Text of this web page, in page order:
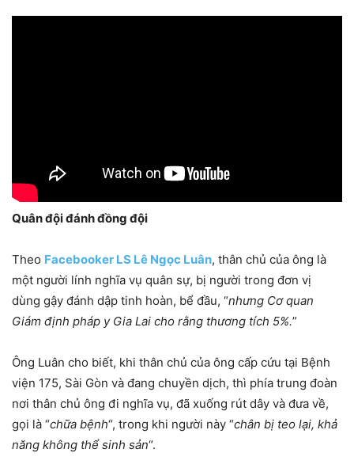
Quân đội đánh đồng đội
Theo Facebooker LS Lê Ngọc Luân, thân chủ của ông là
một người lính nghĩa vụ quân sự, bị người trong đơn vị
dùng gậy đánh dập tinh hoàn, bể đầu, “nhưng Cơ quan
Giám định pháp y Gia Lai cho rằng thương tích 5%.”
Ông Luân cho biết, khi thân chủ của ông cấp cứu tại Bệnh
viện 175, Sài Gòn và đang chuyền dịch, thì phía trung đoàn
nơi thân chủ ông đi nghĩa vụ, đã xuống rút dây và đưa về,
gọi là “chữa bệnh“, trong khi người này “chân bị teo lại, khả
năng không thể sinh sản“.